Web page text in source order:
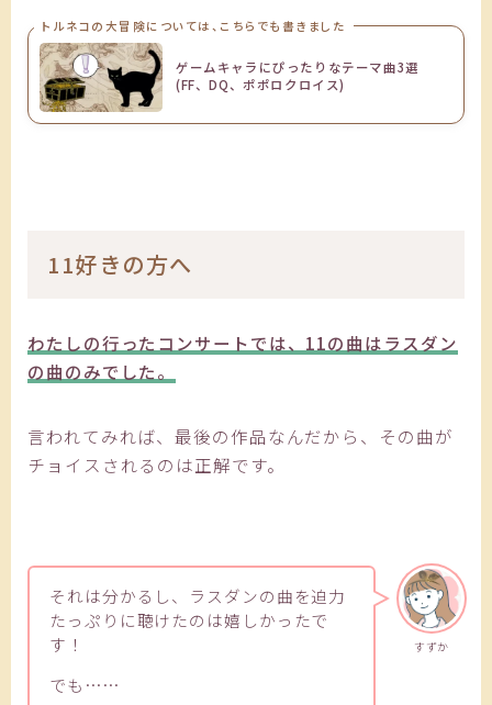
トルネコの大冒険については、こちらでも書きました
ゲームキャラにぴったりなテーマ曲3選
(FF、DQ、ポポロクロイス)
11好きの方へ
わたしの行ったコンサートでは、11の曲はラスダン
の曲のみでした。
言われてみれば、最後の作品なんだから、その曲が
チョイスされるのは正解です。
すずか
それは分かるし、ラスダンの曲を迫力
たっぷりに聴けたのは嬉しかったで
す！
でも……